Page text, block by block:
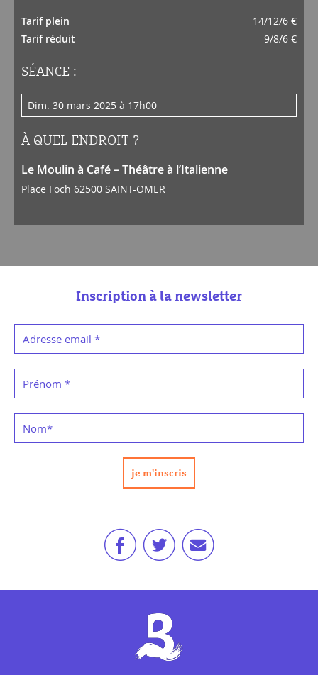
Tarif plein
14/12/6 €
Tarif réduit
9/8/6 €
SÉANCE :
dim. 30 mars 2025 à 17h00
À QUEL ENDROIT ?
Le Moulin à Café – Théâtre à l’Italienne
Place Foch 62500 SAINT-OMER
Inscription à la newsletter
Adresse email *
Prénom *
Nom*